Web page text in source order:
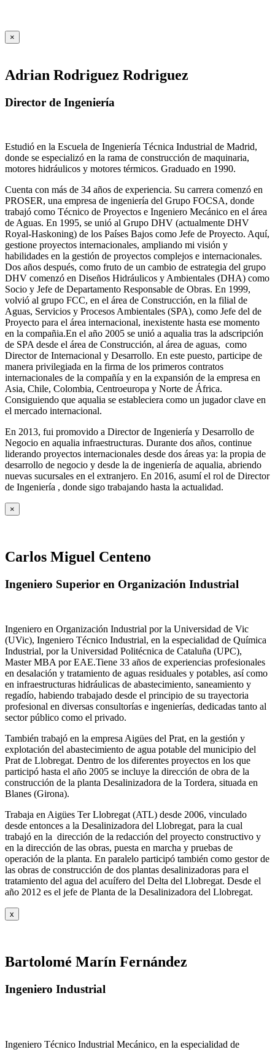
×
Adrian Rodriguez Rodriguez
Director de Ingeniería
Estudió en la Escuela de Ingeniería Técnica Industrial de Madrid,
donde se especializó en la rama de construcción de maquinaria,
motores hidráulicos y motores térmicos. Graduado en 1990.
Cuenta con más de 34 años de experiencia. Su carrera comenzó en
PROSER, una empresa de ingeniería del Grupo FOCSA, donde
trabajó como Técnico de Proyectos e Ingeniero Mecánico en el área
de Aguas. En 1995, se unió al Grupo DHV (actualmente DHV
Royal-Haskoning) de los Países Bajos como Jefe de Proyecto. Aquí,
gestione proyectos internacionales, ampliando mi visión y
habilidades en la gestión de proyectos complejos e internacionales.
Dos años después, como fruto de un cambio de estrategia del grupo
DHV comenzó en Diseños Hidráulicos y Ambientales (DHA) como
Socio y Jefe de Departamento Responsable de Obras. En 1999,
volvió al grupo FCC, en el área de Construcción, en la filial de
Aguas, Servicios y Procesos Ambientales (SPA), como Jefe del de
Proyecto para el área internacional, inexistente hasta ese momento
en la compañia.En el año 2005 se unió a aqualia tras la adscripción
de SPA desde el área de Construcción, al área de aguas, como
Director de Internacional y Desarrollo. En este puesto, participe de
manera privilegiada en la firma de los primeros contratos
internacionales de la compañía y en la expansión de la empresa en
Asia, Chile, Colombia, Centroeuropa y Norte de África.
Consiguiendo que aqualia se estableciera como un jugador clave en
el mercado internacional.
En 2013, fui promovido a Director de Ingeniería y Desarrollo de
Negocio en aqualia infraestructuras. Durante dos años, continue
liderando proyectos internacionales desde dos áreas ya: la propia de
desarrollo de negocio y desde la de ingeniería de aqualia, abriendo
nuevas sucursales en el extranjero. En 2016, asumí el rol de Director
de Ingeniería , donde sigo trabajando hasta la actualidad.
×
Carlos Miguel Centeno
Ingeniero Superior en Organización Industrial
Ingeniero en Organización Industrial por la Universidad de Vic
(UVic), Ingeniero Técnico Industrial, en la especialidad de Química
Industrial, por la Universidad Politécnica de Cataluña (UPC),
Master MBA por EAE.Tiene 33 años de experiencias profesionales
en desalación y tratamiento de aguas residuales y potables, así como
en infraestructuras hidráulicas de abastecimiento, saneamiento y
regadío, habiendo trabajado desde el principio de su trayectoria
profesional en diversas consultorías e ingenierías, dedicadas tanto al
sector público como el privado.
También trabajó en la empresa Aigües del Prat, en la gestión y
explotación del abastecimiento de agua potable del municipio del
Prat de Llobregat. Dentro de los diferentes proyectos en los que
participó hasta el año 2005 se incluye la dirección de obra de la
construcción de la planta Desalinizadora de la Tordera, situada en
Blanes (Girona).
Trabaja en Aigües Ter Llobregat (ATL) desde 2006, vinculado
desde entonces a la Desalinizadora del Llobregat, para la cual
trabajó en la dirección de la redacción del proyecto constructivo y
en la dirección de las obras, puesta en marcha y pruebas de
operación de la planta. En paralelo participó también como gestor de
las obras de construcción de dos plantas desalinizadoras para el
tratamiento del agua del acuífero del Delta del Llobregat. Desde el
año 2012 es el jefe de Planta de la Desalinizadora del Llobregat.
x
Bartolomé Marín Fernández
Ingeniero Industrial
Ingeniero Técnico Industrial Mecánico, en la especialidad de